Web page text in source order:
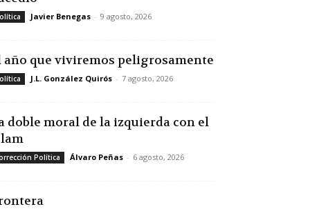
Javier Benegas - 9 agosto, 2026
año que viviremos peligrosamente
J.L. González Quirós - 7 agosto, 2026
doble moral de la izquierda con el
Política Álvaro Peñas - 6 agosto, 2026